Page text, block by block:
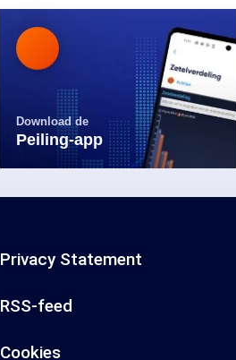
Download de
Peiling-app
Privacy Statement
RSS-feed
Cookies